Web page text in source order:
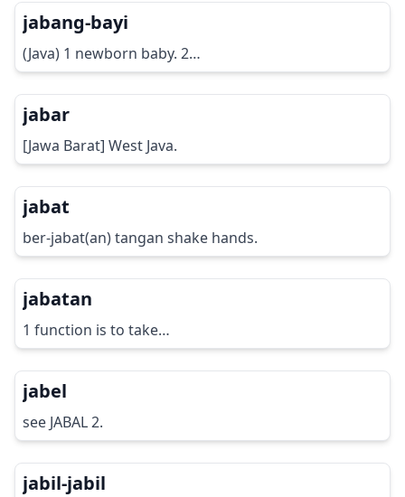
jabang-bayi
(Java) 1 newborn baby. 2…
jabar
[Jawa Barat] West Java.
jabat
ber-jabat(an) tangan shake hands.
jabatan
1 function is to take…
jabel
see JABAL 2.
jabil-jabil